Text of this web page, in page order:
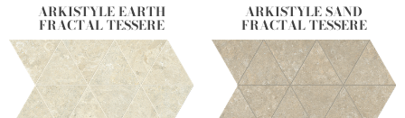
ARKISTYLE EARTH
FRACTAL TESSERE
ARKISTYLE SAND
FRACTAL TESSERE